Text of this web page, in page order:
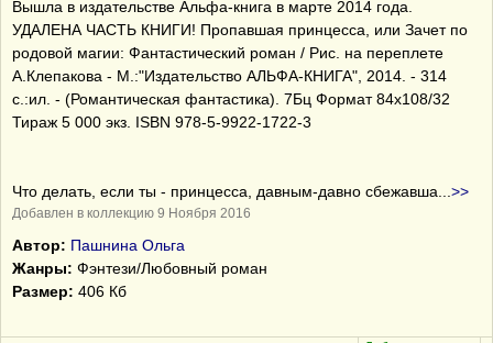
Вышла в издательстве Альфа-книга в марте 2014 года.
УДАЛЕНА ЧАСТЬ КНИГИ! Пропавшая принцесса, или Зачет по
родовой магии: Фантастический роман / Рис. на переплете
А.Клепакова - М.:"Издательство АЛЬФА-КНИГА", 2014. - 314
с.:ил. - (Романтическая фантастика). 7Бц Формат 84х108/32
Тираж 5 000 экз. ISBN 978-5-9922-1722-3
Что делать, если ты - принцесса, давным-давно сбежавша >>
Добавлен в коллекцию 9 Ноября 2016
Автор: Пашнина Ольга
Жанры: Фэнтези/Любовный роман
Размер: 406 Кб